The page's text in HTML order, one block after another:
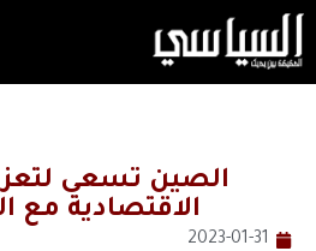
الصين تسعى
الاقتصادية مع
2023-01-31